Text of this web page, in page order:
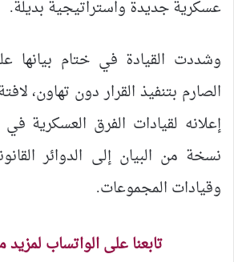
عسكرية جديدة واستراتيجية بديلة.
وشددت القيادة في ختام بيانها
الصارم بتنفيذ القرار دون تهاون،
إعلانه لقيادات الفرق العسكرية
نسخة من البيان إلى الدوائر
وقيادات المجموعات.
تابعنا على الواتساب لمزيد